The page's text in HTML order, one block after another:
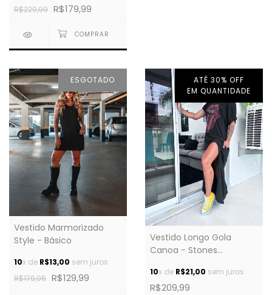
R$229,99 R$179,99
ESGOTADO
Vestido Marmorizado
Style - Básico
10x de R$13,00 sem juros
R$179,96 R$129,99
ATÉ 30% OFF
EM QUANTIDADE
Vestido Longo Gola
Canoa - Stones
10x de R$21,00 sem juros
R$209,99